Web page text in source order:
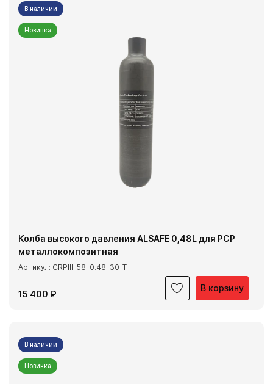
В наличии
Новинка
В корзину
Колба высокого давления ALSAFE 0,48L для PCP
металлокомпозитная
Артикул: CRPIII-58-0.48-30-T
15 400 ₽
В наличии
Новинка